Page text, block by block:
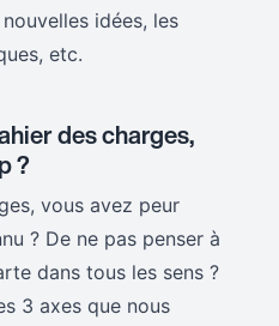
idées, les
etc.
des charges,
?
vous avez peur
? De ne pas penser à
dans tous les sens ?
3 axes que nous